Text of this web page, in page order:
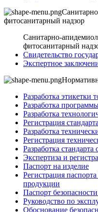
фитосанитарный надзор
Санитарно-
фитосанитарный
Свидетельство
Экспертное
Разработка этикетки
Разработка
Разработка
Регистрация
Разработка
Регистрация
Разработка
Экспертиза и
Паспорт на изделие
Регистрация
продукции
Паспорт
Руководство по
Обоснование